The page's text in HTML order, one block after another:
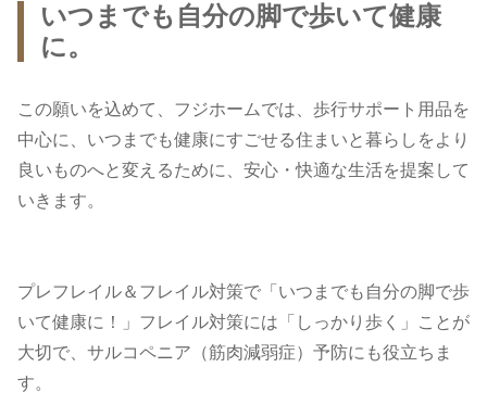
いつまでも自分の脚で歩いて健康
に。
この願いを込めて、フジホームでは、歩行サポート用品を
中心に、いつまでも健康にすごせる住まいと暮らしをより
良いものへと変えるために、安心・快適な生活を提案して
いきます。
プレフレイル＆フレイル対策で「いつまでも自分の脚で歩
いて健康に！」フレイル対策には「しっかり歩く」ことが
大切で、サルコペニア（筋肉減弱症）予防にも役立ちま
す。